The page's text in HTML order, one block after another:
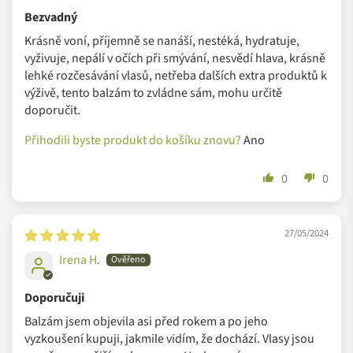
můžete je dát i do mrazáku. Rozmrazujte šetrně při pokojové
Namíchané masážní, tělové či obličejové směsivydrží ve
standardních pokojových teplotách několik měsíců (viz doba
trvanlivosti).
Certifikáty zaručující nejvyšší kvalitu
Bezvadný
Krásně voní, příjemně se nanáší, nestéká, hydratuje,
vyživuje, nepálí v očích při smývání, nesvědí hlava, krásně
lehké rozčesávání vlasů, netřeba dalších extra produktů k
výživě, tento balzám to zvládne sám, mohu určitě
doporučit.
Přihodili byste produkt do košíku znovu?Ano
0 0
27/05/2024
Irena H.
Doporučuji
Balzám jsem objevila asi před rokem a po jeho
vyzkoušení kupuji, jakmile vidím, že dochází. Vlasy jsou